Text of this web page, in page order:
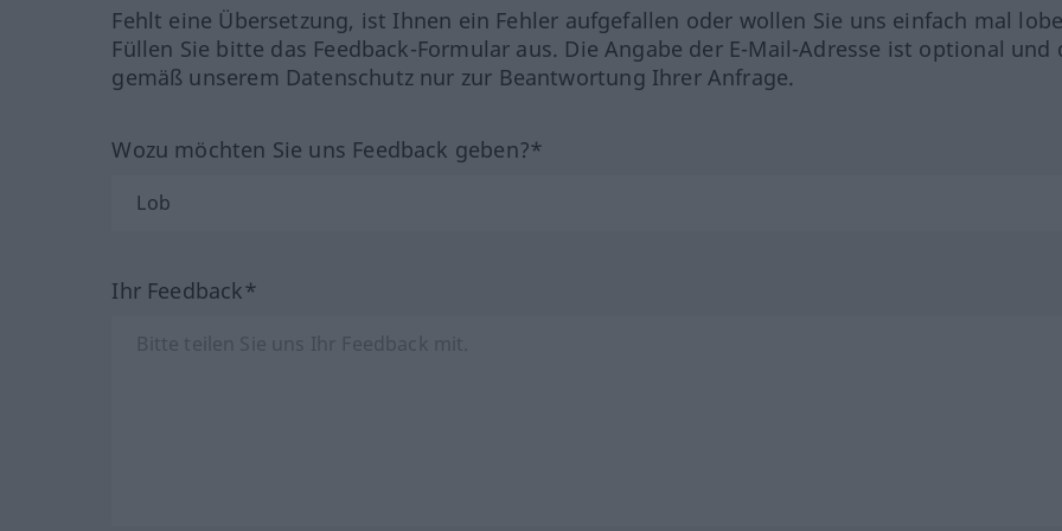
Fehlt eine Übersetzung, ist Ihnen ein Fehler aufgefallen oder wollen Sie uns einfach mal
Füllen Sie bitte das Feedback-Formular aus. Die Angabe der E-Mail-Adresse ist optional und
gemäß unserem Datenschutz nur zur Beantwortung Ihrer Anfrage.
Wozu möchten Sie uns Feedback geben?*
Ihr Feedback*